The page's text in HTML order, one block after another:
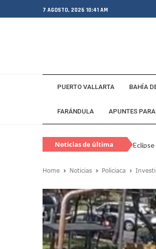
7 AGOSTO, 2026 10:41 AM
PUERTO VALLARTA BAHÍA
FARÁNDULA APUNTES
Noticias de última
Eclipse
Juan
Jalisco
Home Noticias Policiaca